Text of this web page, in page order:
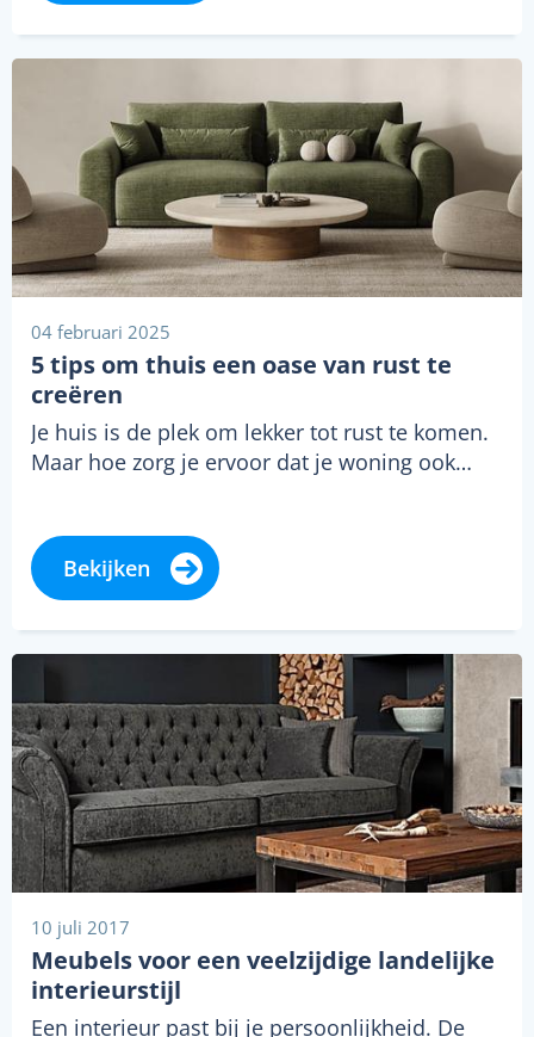
04 februari 2025
5 tips om thuis een oase van rust te
creëren
Je huis is de plek om lekker tot rust te komen.
Maar hoe zorg je ervoor dat je woning ook…
Bekijken
10 juli 2017
Meubels voor een veelzijdige landelijke
interieurstijl
Een interieur past bij je persoonlijkheid. De